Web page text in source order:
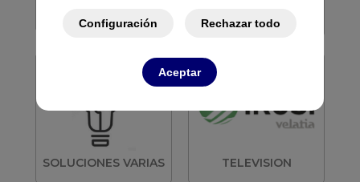
Configuración Rechazar todo
Aceptar
TELEFONIA
SOLUCIONES VARIAS TELEVISION